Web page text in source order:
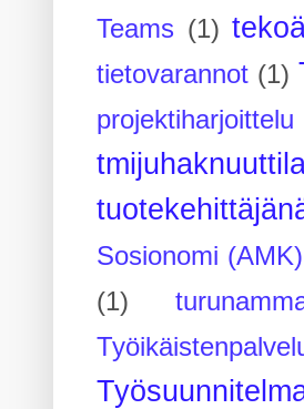
Teams (1)
tietovarannot (1)
projektiharjoittelu
Sosionomi
(1)